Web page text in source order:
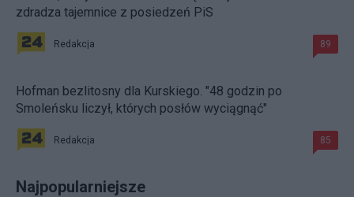
zdradza tajemnice z posiedzeń PiS
Redakcja 89
Hofman bezlitosny dla Kurskiego. "48 godzin po
Smoleńsku liczył, których posłów wyciągnąć"
Redakcja 85
Najpopularniejsze